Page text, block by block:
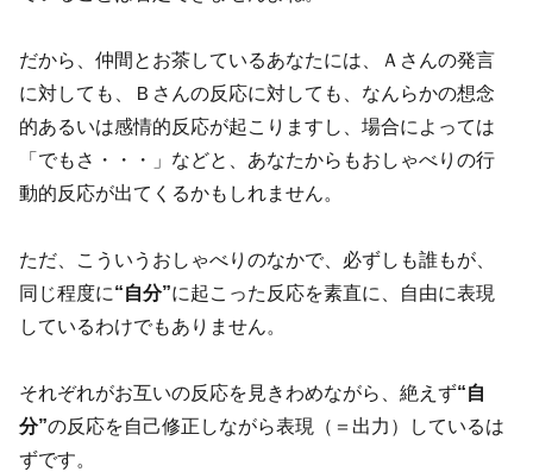
だから、仲間とお茶しているあなたには、Ａさんの発言
に対しても、Ｂさんの反応に対しても、なんらかの想念
的あるいは感情的反応が起こりますし、場合によっては
「でもさ・・・」などと、あなたからもおしゃべりの行
動的反応が出てくるかもしれません。
ただ、こういうおしゃべりのなかで、必ずしも誰もが、
同じ程度に“自分”に起こった反応を素直に、自由に表現
しているわけでもありません。
それぞれがお互いの反応を見きわめながら、絶えず“自
分”の反応を自己修正しながら表現（＝出力）しているは
ずです。